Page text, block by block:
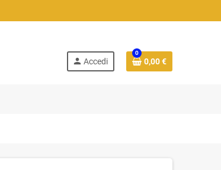
person Accedi
0
0,00 €